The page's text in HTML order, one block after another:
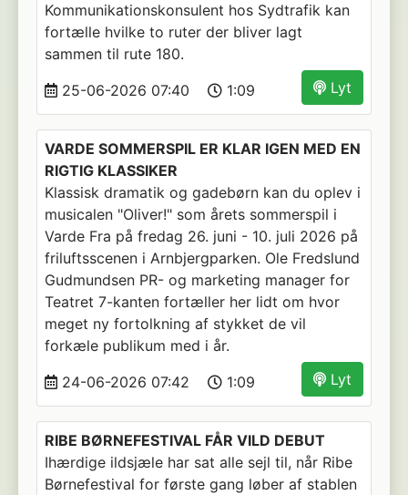
Kommunikationskonsulent hos Sydtrafik kan
fortælle hvilke to ruter der bliver lagt
sammen til rute 180.
Lyt
25-06-2026 07:40 1:09
VARDE SOMMERSPIL ER KLAR IGEN MED EN
RIGTIG KLASSIKER
Klassisk dramatik og gadebørn kan du oplev i
musicalen "Oliver!" som årets sommerspil i
Varde Fra på fredag 26. juni - 10. juli 2026 på
friluftsscenen i Arnbjergparken. Ole Fredslund
Gudmundsen PR- og marketing manager for
Teatret 7-kanten fortæller her lidt om hvor
meget ny fortolkning af stykket de vil
forkæle publikum med i år.
Lyt
24-06-2026 07:42 1:09
RIBE BØRNEFESTIVAL FÅR VILD DEBUT
Ihærdige ildsjæle har sat alle sejl til, når Ribe
Børnefestival for første gang løber af stablen